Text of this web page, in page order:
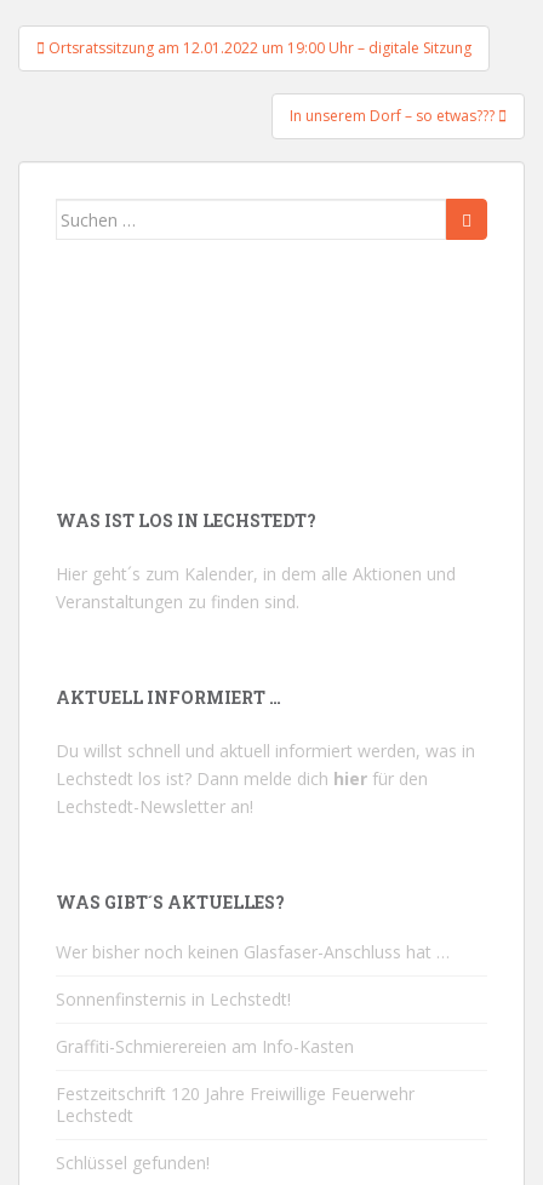
Beitragsnavigation
Ortsratssitzung am 12.01.2022 um 19:00 Uhr – digitale Sitzung
In unserem Dorf – so etwas???
Suchen
WAS IST LOS IN LECHSTEDT?
Hier geht´s zum Kalender, in dem alle Aktionen und
Veranstaltungen zu finden sind.
AKTUELL INFORMIERT …
Du willst schnell und aktuell informiert werden, was in
Lechstedt los ist? Dann melde dich hier für den
Lechstedt-Newsletter an!
WAS GIBT´S AKTUELLES?
Wer bisher noch keinen Glasfaser-Anschluss hat …
Sonnenfinsternis in Lechstedt!
Graffiti-Schmierereien am Info-Kasten
Festzeitschrift 120 Jahre Freiwillige Feuerwehr
Lechstedt
Schlüssel gefunden!